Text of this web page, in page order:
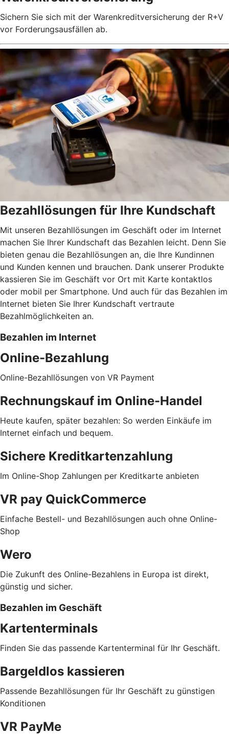
Sichern Sie sich mit der Warenkreditversicherung der R+V
vor Forderungsausfällen ab.
Bezahllösungen für Ihre Kundschaft
Mit unseren Bezahllösungen im Geschäft oder im Internet
machen Sie Ihrer Kundschaft das Bezahlen leicht. Denn Sie
bieten genau die Bezahllösungen an, die Ihre Kundinnen
und Kunden kennen und brauchen. Dank unserer Produkte
kassieren Sie im Geschäft vor Ort mit Karte kontaktlos
oder mobil per Smartphone. Und auch für das Bezahlen im
Internet bieten Sie Ihrer Kundschaft vertraute
Bezahlmöglichkeiten an.
Bezahlen im Internet
Online-Bezahlung
Online-Bezahllösungen von VR Payment
Rechnungskauf im Online-Handel
Heute kaufen, später bezahlen: So werden Einkäufe im
Internet einfach und bequem.
Sichere Kreditkartenzahlung
Im Online-Shop Zahlungen per Kreditkarte anbieten
VR pay QuickCommerce
Einfache Bestell- und Bezahllösungen auch ohne Online-
Shop
Wero
Die Zukunft des Online-Bezahlens in Europa ist direkt,
günstig und sicher.
Bezahlen im Geschäft
Kartenterminals
Finden Sie das passende Kartenterminal für Ihr Geschäft.
Bargeldlos kassieren
Passende Bezahllösungen für Ihr Geschäft zu günstigen
Konditionen
VR PayMe